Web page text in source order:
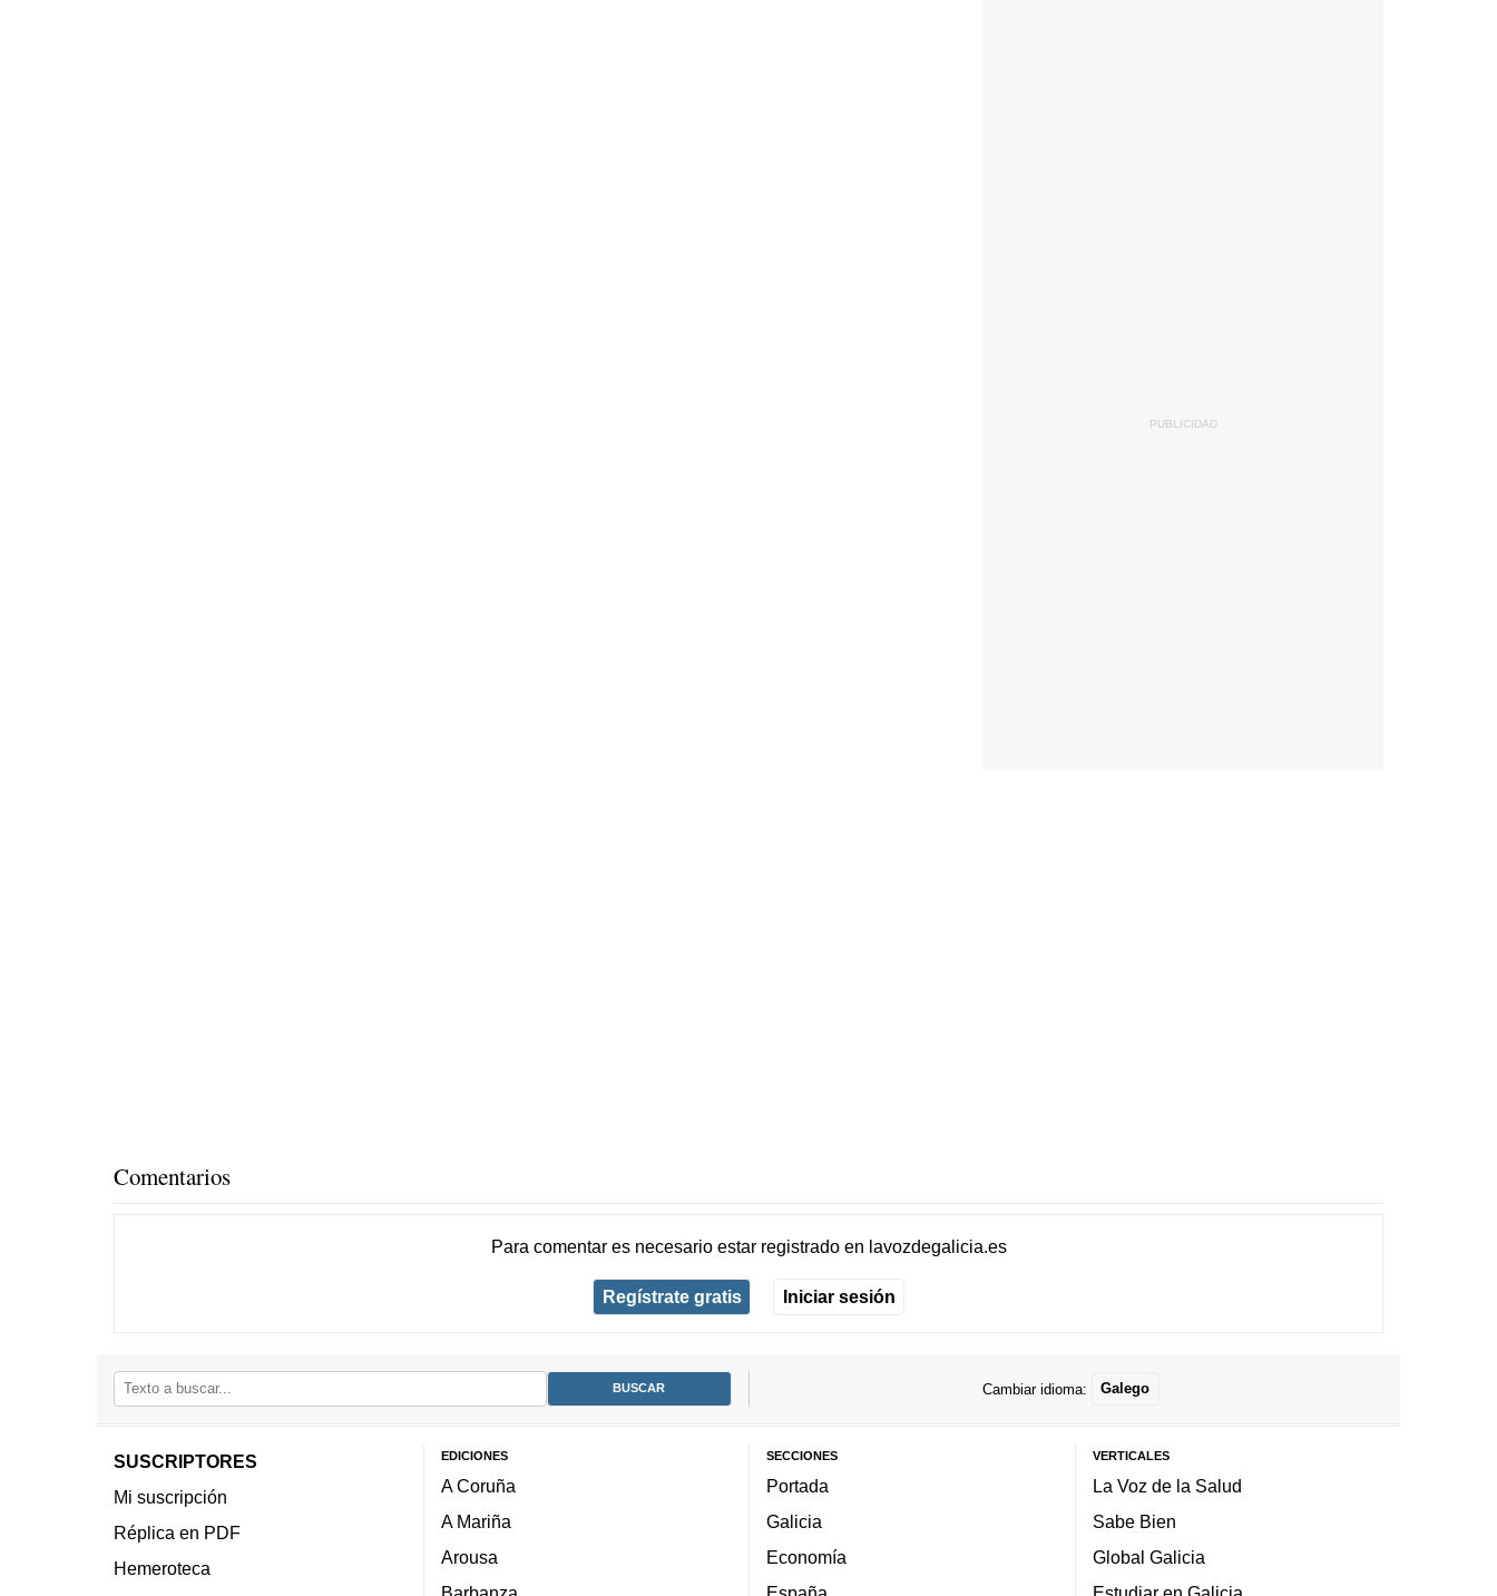
Comentarios
Para comentar es necesario estar registradoen lavozdegalicia.es
Regístrate gratis Iniciar sesión
Cambiar idioma: Galego
SUSCRIPTORES
Mi suscripción
Réplica en PDF
Hemeroteca
EDICIONES
A Coruña
A Mariña
Arousa
SECCIONES
Portada
Galicia
Economía
VERTICALES
La Voz de la Salud
Sabe Bien
Global Galicia